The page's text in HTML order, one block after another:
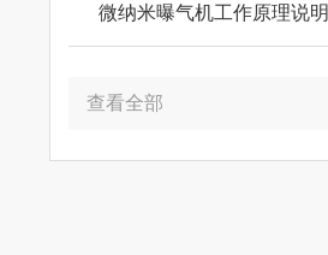
微纳米曝气机工作原理说明
查看全部